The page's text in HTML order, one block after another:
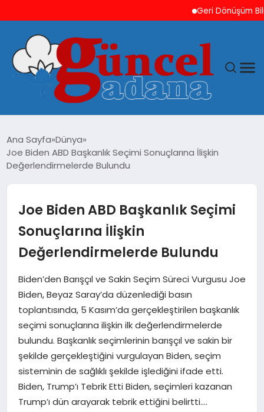
Geri Dönüşüm Bilinci
GÜNCEL
SAĞLIK
SPOR
TEKNOLOJI
Ana Sayfa Dünya
Joe Biden ABD Başkanlık Seçimi Sonuçlarına İlişkin
Değerlendirmelerde Bulundu
Joe Biden ABD Başkanlık Seçimi
Sonuçlarına İlişkin
Değerlendirmelerde Bulundu
Biden’den Barışçıl ve Sakin Seçim Süreci Vurgusu Joe
Biden, Beyaz Saray’da düzenlediği basın
toplantısında, 5 Kasım’da gerçekleştirilen başkanlık
seçimi sonuçlarına ilişkin ilk değerlendirmelerde
bulundu. Başkanlık seçimlerinin barışçıl ve sakin bir
şekilde gerçekleştiğini vurgulayan Biden, seçim
sisteminin de sağlıklı şekilde işlediğini ifade etti.
Biden, Trump’ı Tebrik Etti Biden, seçimleri kazanan
Trump’ı dün arayarak tebrik ettiğini belirtti….